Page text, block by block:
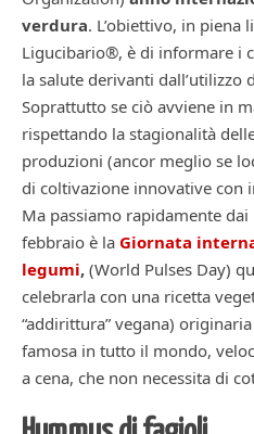
verdura. L’obiettivo, in piena
Ligucibario®, è di informare i
la salute derivanti dall’utilizzo
Soprattutto se ciò avviene in
rispettando la stagionalità
produzioni (ancor meglio se
di coltivazione innovative con
Ma passiamo rapidamente
febbraio è la Giornata
legumi, (World Pulses Day)
celebrarla con una ricetta
“addirittura” vegana)
famosa in tutto il mondo,
a cena, che non necessita di